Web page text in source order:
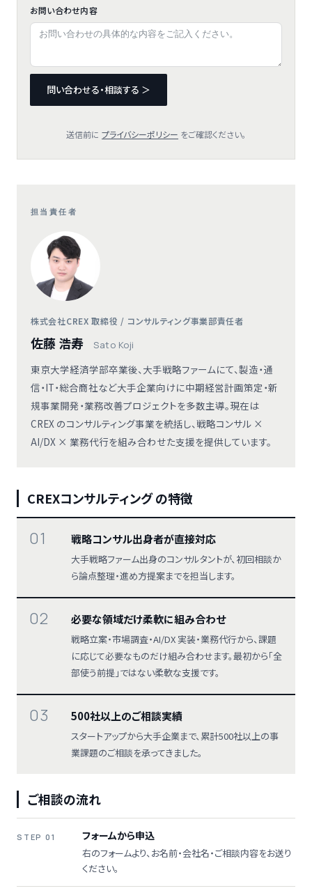
お問い合わせ内容
問い合わせる・相談する ＞
送信前に プライバシーポリシー をご確認ください。
担当責任者
株式会社CREX 取締役 / コンサルティング事業部責任者
佐藤 浩寿 Sato Koji
東京大学経済学部卒業後、大手戦略ファームにて、製造・通
信・IT・総合商社など大手企業向けに中期経営計画策定・新
規事業開発・業務改善プロジェクトを多数主導。現在は
CREX のコンサルティング事業を統括し、戦略コンサル ×
AI/DX × 業務代行を組み合わせた支援を提供しています。
CREXコンサルティング の特徴
01 戦略コンサル出身者が直接対応
大手戦略ファーム出身のコンサルタントが、初回相談か
ら論点整理・進め方提案までを担当します。
02 必要な領域だけ柔軟に組み合わせ
戦略立案・市場調査・AI/DX 実装・業務代行から、課題
に応じて必要なものだけ組み合わせます。最初から「全
部使う前提」ではない柔軟な支援です。
03 500社以上のご相談実績
スタートアップから大手企業まで、累計500社以上の事
業課題のご相談を承ってきました。
ご相談の流れ
STEP 01 フォームから申込
右のフォームより、お名前・会社名・ご相談内容をお送り
ください。